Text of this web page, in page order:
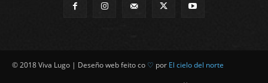
© 2018 Viva Lugo | Deseño web feito co ♡ por El cielo del norte